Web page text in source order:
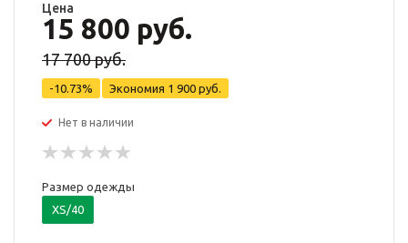
Цена
15 800 руб.
17 700 руб.
-10.73% Экономия 1 900 руб.
Нет в наличии
Размер одежды
XS/40